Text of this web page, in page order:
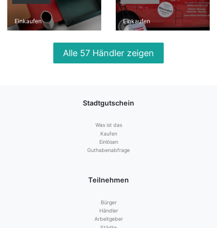
Einkaufen Einkaufen
Alle 57 Händler zeigen
Stadtgutschein
Was ist das
Kaufen
Einlösen
Guthabenabfrage
Teilnehmen
Bürger
Händler
Arbeitgeber